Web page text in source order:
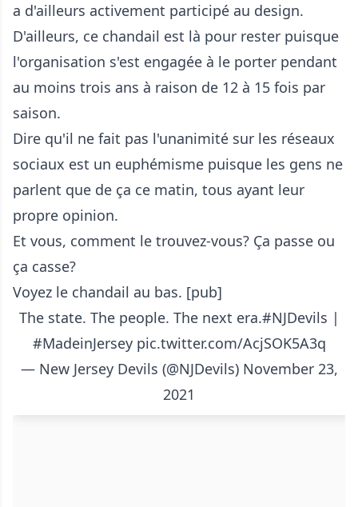
a d'ailleurs activement participé au design.
D'ailleurs, ce chandail est là pour rester puisque
l'organisation s'est engagée à le porter pendant
au moins trois ans à raison de 12 à 15 fois par
saison.
Dire qu'il ne fait pas l'unanimité sur les réseaux
sociaux est un euphémisme puisque les gens ne
parlent que de ça ce matin, tous ayant leur
propre opinion.
Et vous, comment le trouvez-vous? Ça passe ou
ça casse?
Voyez le chandail au bas. [pub]
The state. The people. The next era.#NJDevils |
#MadeinJersey pic.twitter.com/AcjSOK5A3q
— New Jersey Devils (@NJDevils) November 23,
2021